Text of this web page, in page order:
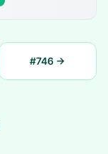
#746 →